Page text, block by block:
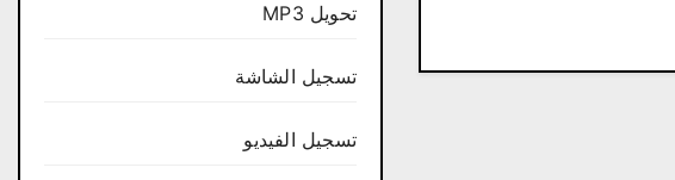
تحويل MP3
تسجيل الشاشة
تسجيل الفيديو